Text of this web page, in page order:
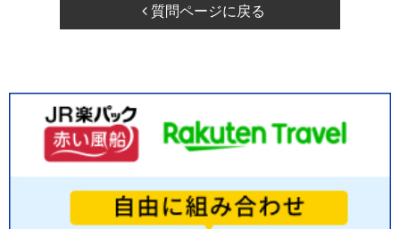
質問ページに戻る